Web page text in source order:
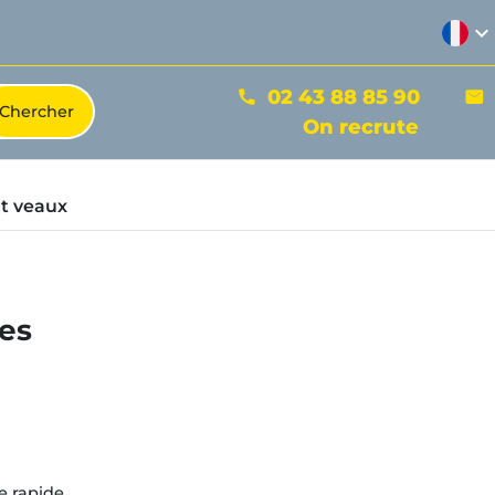
expand_more
phone 02 43 88 85 90 mail
On recrute
veaux